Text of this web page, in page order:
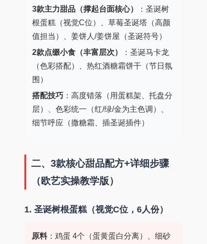
3款主力甜品（撑起台面核心）
：圣诞树
根蛋糕（视觉C位）、草莓圣诞塔（高颜
值担当）、姜饼人/姜饼屋（圣诞符号）
2款点缀小食（丰富层次）
：圣诞马卡龙
（色彩搭配）、热红酒糖霜饼干（节日氛
围）
搭配技巧 ：高度错落（用蛋糕架、托盘分
层）、色彩统一（红/绿/金为主色调）、
细节呼应（撒糖霜、插圣诞插件）
二、3款核心甜品配方+详细步骤
（欧艺实操教学版）
1. 圣诞树根蛋糕（视觉C位，6人份）
原料：鸡蛋 4个（蛋黄蛋白分离）、细砂